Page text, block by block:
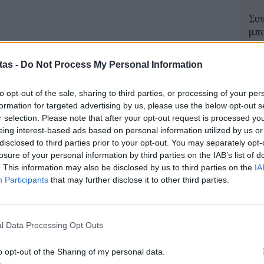
- Do Not Process My Personal Information
opt-out of the sale, sharing to third parties, or processing of your
for targeted advertising by us, please use the below opt-out
selection. Please note that after your opt-out request is processed
interest-based ads based on personal information utilized by us
to third parties prior to your opt-out. You may separately
of your personal information by third parties on the IAB’s list of
This information may also be disclosed by us to third parties on the
Participants that may further disclose it to other third parties.
Data Processing Opt Outs
opt-out of the Sharing of my personal data.
παιδί δεν κάθεται σε ειδικό
το ειδικό καρεκλάκι είναι η ασφάλεια του
γίνει έλεγχος και το παιδί δεν κάθεται σε
σε περίπτωση που δεν έχεις παιδικό
στοιχείων κυκλοφορίας για 30 ημέρες
μέτρο προστασίας
απλό αλλά και πιο αποτελεσματικό μέσο
03
04